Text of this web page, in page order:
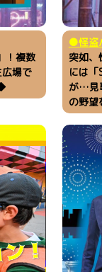
！複数
場で
●怪盗
突如、
には
が…見
の野望